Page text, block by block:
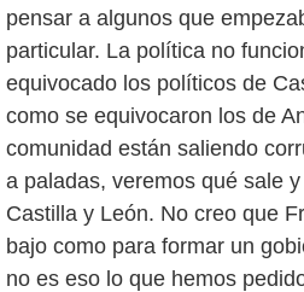
pensar a algunos que
particular. La política no
equivocado los políticos de
como se equivocaron los de
comunidad están saliendo
a paladas, veremos qué sale
Castilla y León. No creo que
bajo como para formar un
no es eso lo que hemos